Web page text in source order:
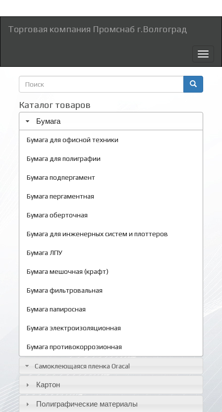
Торговая компания Промснаб г.Волгоград
Форма
поиска
Каталог товаров
Бумага
Бумага для офисной техники
Бумага для полиграфии
Бумага подпергамент
Бумага пергаментная
Бумага оберточная
Бумага для инженерных систем и плоттеров
Бумага ЛПУ
Бумага мешочная (крафт)
Бумага фильтровальная
Бумага папиросная
Бумага электроизоляционная
Бумага противокоррозионная
Самоклеющаяся пленка Oracal
Картон
Полиграфические материалы